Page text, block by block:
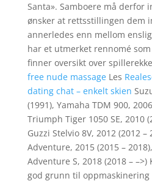
Santa». Samboere må derfor
ønsker at rettsstillingen dem
annerledes enn mellom
har et utmerket rennomé
finner oversikt over
free nude massageLes
dating chat – enkelt skien
(1991), Yamaha TDM 900,
Triumph Tiger 1050 SE, 2010
Guzzi Stelvio 8V, 2012 (2012
Adventure, 2015 (2015 –
Adventure S, 2018 (2018 – –>)
god grunn til oppmaskinering